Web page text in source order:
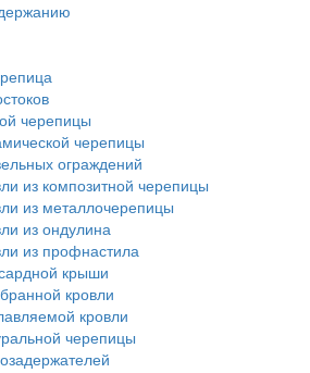
черепицы
черепицы
ограждений
из композитной черепицы
из металлочерепицы
из ондулина
из профнастила
крыши
кровли
кровли
черепицы